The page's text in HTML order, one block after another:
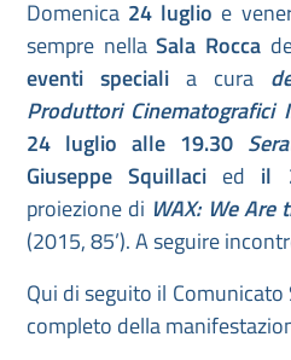
Domenica 24 luglio e
sempre nellaSala Rocca
eventi speciali a cura
Produttori Cinematografici
24 luglio alle 19.30
Giuseppe Squillaci ed il
proiezione di WAX: We Are
(2015, 85’). A seguire
Qui di seguito il
completo della